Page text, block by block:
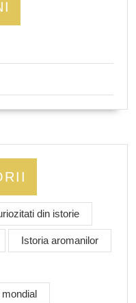
din istorie
Istoria aromanilor